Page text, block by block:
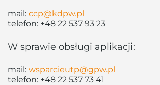
mail: ccp@kdpw.pl
telefon: +48 22 537 93 23
W sprawie obsługi aplikacji:
mail: wsparcieutp@gpw.pl
telefon: +48 22 537 73 41